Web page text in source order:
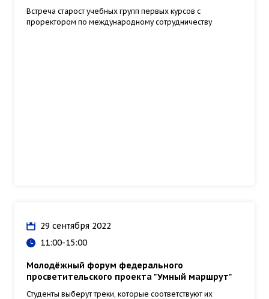
Встреча старост учебных групп первых курсов с
проректором по международному сотрудничеству
29 сентября 2022
11:00-15:00
Молодёжный форум федерального
просветительского проекта "Умный маршрут"
Студенты выберут треки, которые соответствуют их